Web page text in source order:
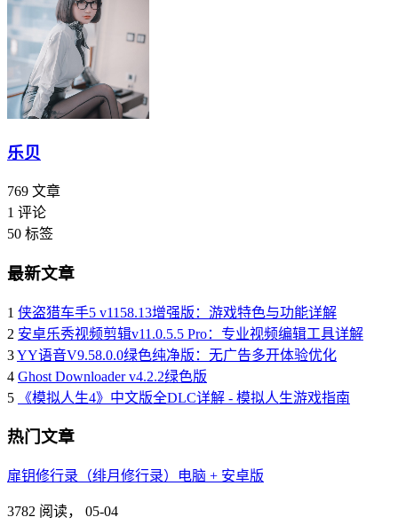
乐贝
769 文章
1 评论
50 标签
最新文章
1 侠盗猎车手5 v1158.13增强版：游戏特色与功能详解
2 安卓乐秀视频剪辑v11.0.5.5 Pro：专业视频编辑工具详解
3YY语音V9.58.0.0绿色纯净版：无广告多开体验优化
4 Ghost Downloader v4.2.2绿色版
5
《模拟人生4》中文版全DLC详解 - 模拟人生游戏指南
热门文章
扉钥修行录（绯月修行录）电脑 + 安卓版
3782 阅读， 05-04